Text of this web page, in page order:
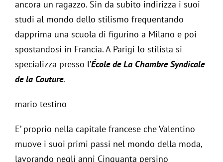
ancora un ragazzo. Sin da subito indirizza i suoi
studi al mondo dello stilismo frequentando
dapprima una scuola di figurino a Milano e poi
spostandosi in Francia. A Parigi lo stilista si
specializza presso l’École de La Chambre Syndicale
de la Couture.
mario testino
E’ proprio nella capitale francese che Valentino
muove i suoi primi passi nel mondo della moda,
lavorando negli anni Cinquanta persino